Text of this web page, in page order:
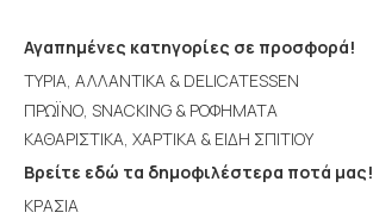
Αγαπημένες κατηγορίες σε προσφορά!
ΤΥΡΙΑ, ΑΛΛΑΝΤΙΚΑ & DELICATESSEN
ΠΡΩΪΝΟ, SNACKING & ΡΟΦΗΜΑΤΑ
ΚΑΘΑΡΙΣΤΙΚΑ, ΧΑΡΤΙΚΑ & ΕΙΔΗ ΣΠΙΤΙΟΥ
Βρείτε εδώ τα δημοφιλέστερα ποτά μας!
ΚΡΑΣΙΑ